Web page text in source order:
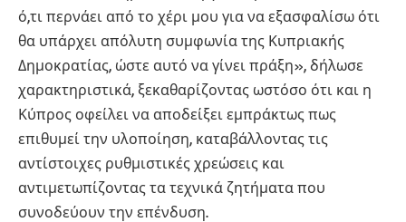
ό,τι περνάει από το χέρι μου για να εξασφαλίσω ότι
θα υπάρχει απόλυτη συμφωνία της Κυπριακής
Δημοκρατίας, ώστε αυτό να γίνει πράξη», δήλωσε
χαρακτηριστικά, ξεκαθαρίζοντας ωστόσο ότι και η
Κύπρος οφείλει να αποδείξει εμπράκτως πως
επιθυμεί την υλοποίηση, καταβάλλοντας τις
αντίστοιχες ρυθμιστικές χρεώσεις και
αντιμετωπίζοντας τα τεχνικά ζητήματα που
συνοδεύουν την επένδυση.